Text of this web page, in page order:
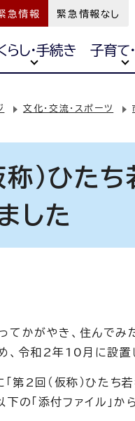
急情報 緊急情報なし
らし・手続き 子育て
文化・交流・スポーツ
称）ひた
した
てかがやき、住んで
、令和2年10月に設置
2回（仮称）ひたち
の「添付ファイル」か